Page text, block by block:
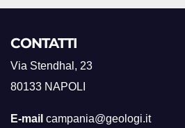
CONTATTI
Via Stendhal, 23
80133 NAPOLI
E-mail campania@geologi.it